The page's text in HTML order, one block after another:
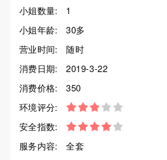
小姐数量:
1
小姐年龄:
30多
营业时间:
随时
消费日期:
2019-3-22
消费价格:
350
环境评分:
安全指数:
服务内容:
全套